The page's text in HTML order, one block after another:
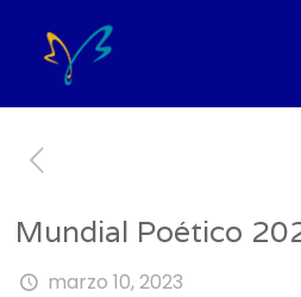
Mundial Poético
marzo 10, 2023